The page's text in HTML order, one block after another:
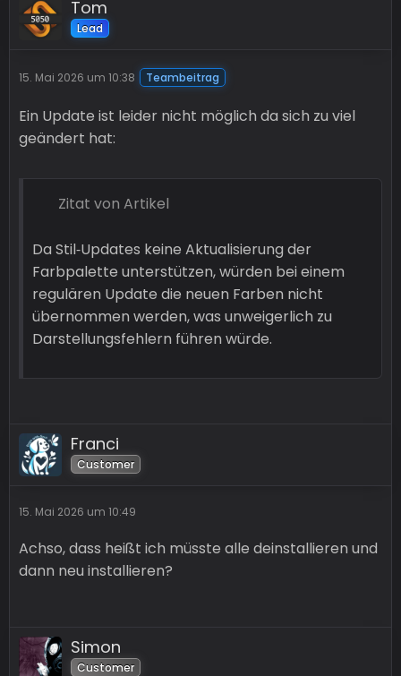
Tom
Lead
15. Mai 2026 um 10:38 Teambeitrag
Ein Update ist leider nicht möglich da sich zu viel
geändert hat:
Zitat von Artikel
Da Stil‑Updates keine Aktualisierung der
Farbpalette unterstützen, würden bei einem
regulären Update die neuen Farben nicht
übernommen werden, was unweigerlich zu
Darstellungsfehlern führen würde.
Franci
Customer
15. Mai 2026 um 10:49
Achso, dass heißt ich müsste alle deinstallieren und
dann neu installieren?
Simon
Customer